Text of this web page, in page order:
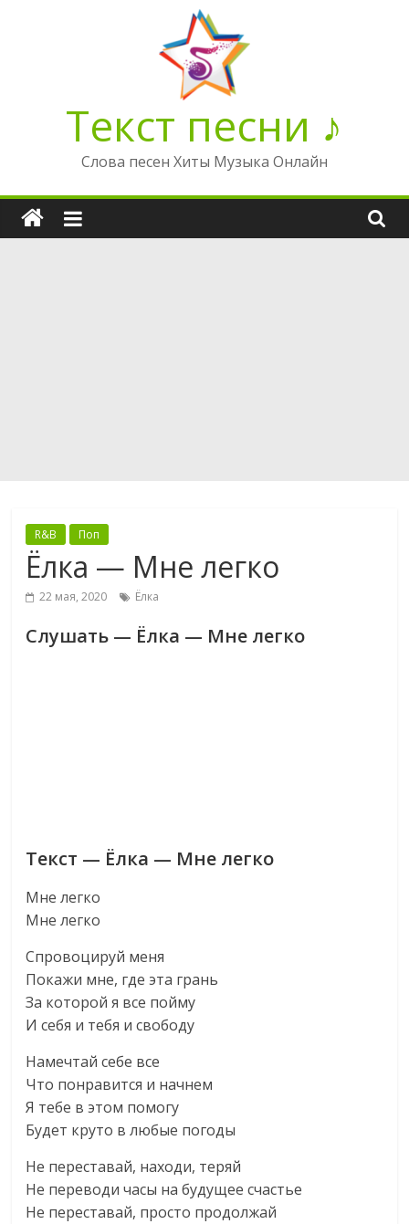
Текст песни ♪
Слова песен Хиты Музыка Онлайн
R&B Поп
Ёлка — Мне легко
22 мая, 2020 Ёлка
Слушать — Ёлка — Мне легко
Текст — Ёлка — Мне легко
Мне легко
Мне легко
Спровоцируй меня
Покажи мне, где эта грань
За которой я все пойму
И себя и тебя и свободу
Намечтай себе все
Что понравится и начнем
Я тебе в этом помогу
Будет круто в любые погоды
Не переставай, находи, теряй
Не переводи часы на будущее счастье
Не переставай, просто продолжай